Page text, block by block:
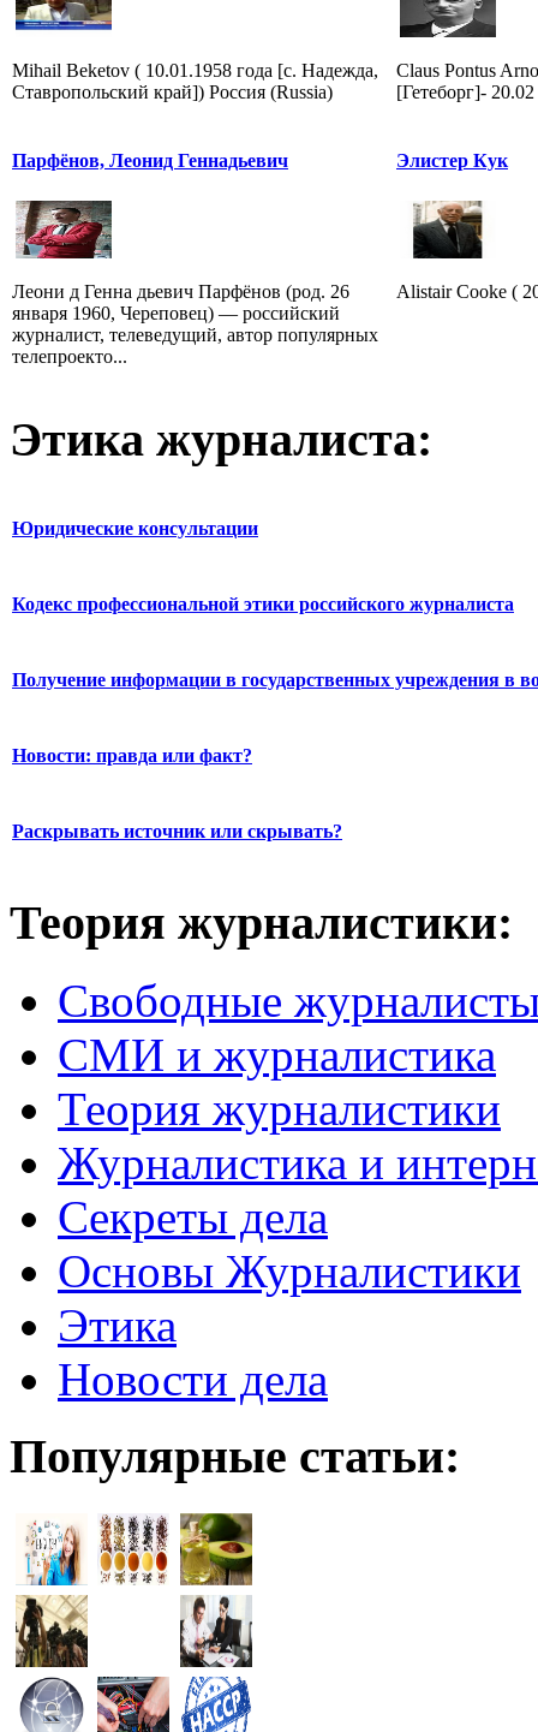
Mihail Beketov ( 10.01.1958 года [с. Надежда,
Ставропольский край]) Россия (Russia)
Claus Pontus
[Гетеборг]- 20.02
Парфёнов, Леонид Геннадьевич
Леони д Генна дьевич Парфёнов (род. 26
января 1960, Череповец) — российский
журналист, телеведущий, автор популярных
телепроекто...
Элистер Кук
Alistair Cooke (
Этика журналиста:
Юридические консультации
Кодекс профессиональной этики российского журналиста
Получение информации в государственных учреждения в
Новости: правда или факт?
Раскрывать источник или скрывать?
Теория журналистики:
Свободные
СМИ и журналистика
Теория журналистики
Журналистика и
Секреты дела
Основы Журналистики
Этика
Новости дела
Популярные статьи: